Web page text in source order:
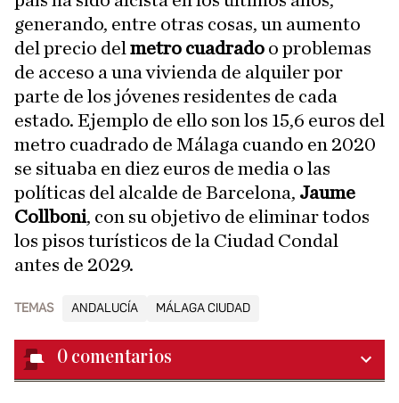
generando, entre otras cosas, un aumento
del precio del metro cuadrado o problemas
de acceso a una vivienda de alquiler por
parte de los jóvenes residentes de cada
estado. Ejemplo de ello son los 15,6 euros del
metro cuadrado de Málaga cuando en 2020
se situaba en diez euros de media o las
políticas del alcalde de Barcelona, Jaume
Collboni, con su objetivo de eliminar todos
los pisos turísticos de la Ciudad Condal
antes de 2029.
TEMAS ANDALUCÍA MÁLAGA CIUDAD
0 comentarios